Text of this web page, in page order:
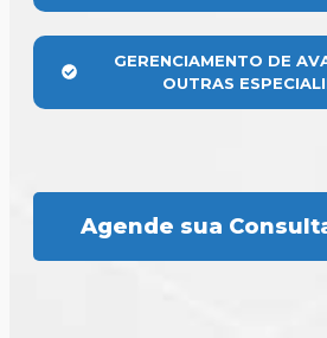
GERENCIAMENTO DE
OUTRAS
Agende sua